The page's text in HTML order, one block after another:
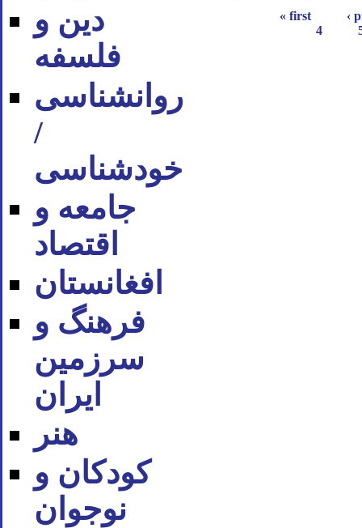
دین و
فلسفه
روان‪شناسی
/
خودشناسی
جامعه و
اقتصاد
افغانستان
فرهنگ و
سرزمین
ایران
هنر
کودکان و
نوجوان
« first
‹
4